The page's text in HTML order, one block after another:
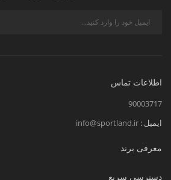
اطلاعات تماس
90003717
ایمیل : info@sportland.ir
معرفی برند
دسترسی سریع